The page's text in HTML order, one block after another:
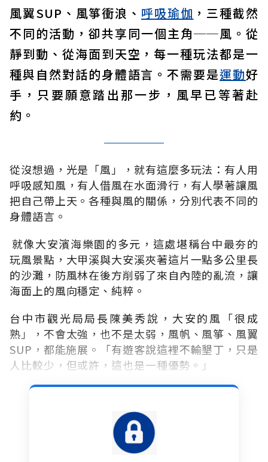
風翼SUP、風箏衝浪、 呼吸瑜伽 ，三種截然
不同的活動，卻共享同一個主角──風。從
靜到動、從海面到天空，每一種玩法都是一
種與自然對話的身體語言。不需要是運動好
手，只要願意踏出那一步，風早已等著赴
約。
從沒想過，光是「風」，就有這麼多玩法：有人用
呼吸感知風，有人借風在水面滑行，有人學著讓風
把自己帶上天。各種與風的關係，分別代表不同的
身體語言。
就像大安濱海樂園的多元，這處堪稱台中最夯的
玩風景點，大甲溪與大安溪夾著這片一點多公里長
的沙灘，防風林在後方削弱了來自內陸的亂流，讓
海面上的風向穩定、純粹。
台中市觀光局局長陳美秀說，大安的風「很成
熟」，不會太強，也不是太弱，風帆、風箏、風翼
SUP，都能施展。「有遊客說這裡不輸墾丁，只是
人比較少，但或許，這也是一種優勢。」